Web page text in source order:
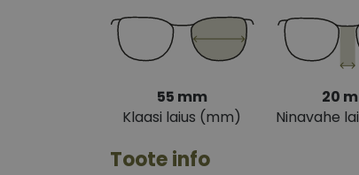
55 mm
Klaasi laius (mm)
20
Ninavahe
Toote info